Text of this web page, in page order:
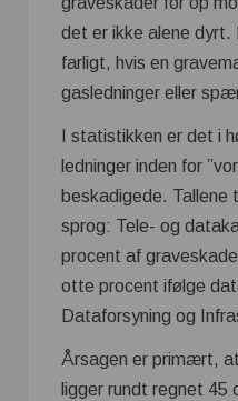
det er ikke alene
farligt, hvis en
gasledninger eller
I statistikken er det i
ledninger inden for
beskadigede. Tallene
sprog: Tele- og
procent af
otte procent ifølge
Dataforsyning og
Årsagen er primært,
ligger rundt regnet 45